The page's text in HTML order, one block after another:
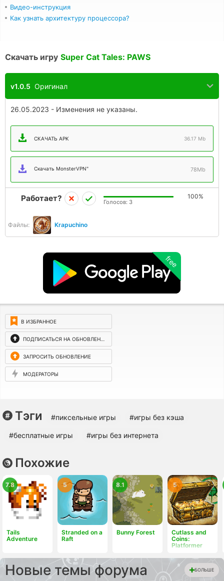
Видео-инструкция
Как узнать архитектуру процессора?
Скачать игру Super Cat Tales: PAWS
v1.0.5 Оригинал
26.05.2023 - Изменения не указаны.
СКАЧАТЬ APK 36.17 Mb
Скачать MonsterVPN" 78Mb
Файлы: Krapuchino
Работает? 100%
Голосов: 3
free
В ИЗБРАННОЕ
ПОДПИСАТЬСЯ НА ОБНОВЛЕНИЯ
ЗАПРОСИТЬ ОБНОВЛЕНИЕ
МОДЕРАТОРЫ
Тэги #пиксельные игры #игры без кэша
#бесплатные игры #игры без интернета
Похожие
Tails
Adventure
7.8
Stranded on a
Raft
5
Bunny Forest
8.1
Cutlass and
Coins:
Platformer
5
Новые темы форума БОЛЬШЕ